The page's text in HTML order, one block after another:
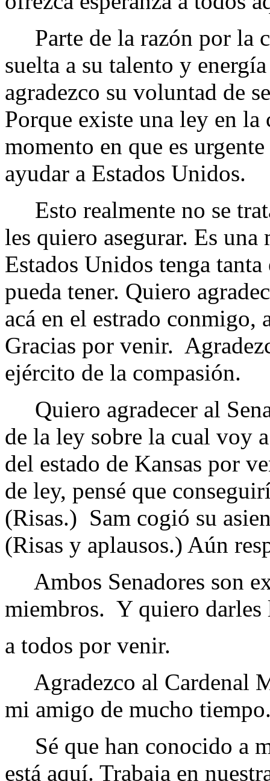
Parte de la razón por la
suelta a su talento y
agradezco su voluntad de
Porque existe una ley en la
momento en que es
ayudar a Estados Unidos.
Esto realmente no se
les quiero asegurar. Es una
Estados Unidos tenga
pueda tener. Quiero
acá en el estrado conmigo,
Gracias por venir.
ejército de la compasión.
Quiero agradecer al
de la ley sobre la cual voy
del estado de Kansas por
de ley, pensé que
(Risas.) Sam cogió su
(Risas y aplausos.) Aún
Ambos Senadores son
miembros. Y quiero darles
a todos por venir.
Agradezco al Cardenal
mi amigo de mucho
Sé que han conocido a
está aquí. Trabaja en